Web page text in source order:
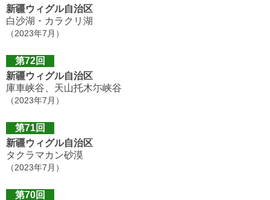
新疆ウィグル自治区
白沙湖・カラクリ湖
（2023年7月）
第72回
新疆ウィグル自治区
庫車峡谷、天山托木尓峡谷
（2023年7月）
第71回
新疆ウィグル自治区
タクラマカン砂漠
（2023年7月）
第70回